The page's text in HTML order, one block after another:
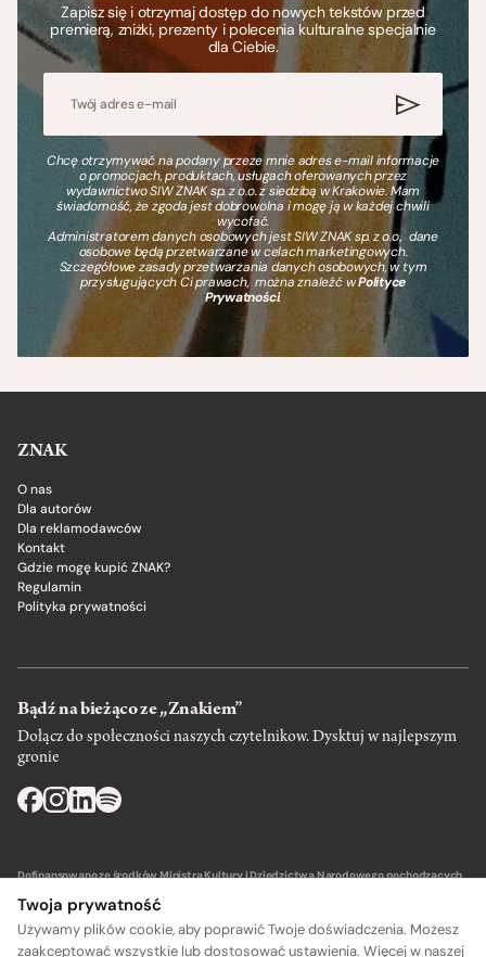
Zapisz się i otrzymaj dostęp do nowych tekstów przed
premierą, zniżki, prezenty i polecenia kulturalne specjalnie
dla Ciebie.
Chcę otrzymywać na podany przeze mnie adres e-mail informacje
o promocjach, produktach, usługach oferowanych przez
wydawnictwo SIW ZNAK sp. z o.o. z siedzibą w Krakowie. Mam
świadomość, że zgoda jest dobrowolna i mogę ją w każdej chwili
wycofać.
Administratorem danych osobowych jest SIW ZNAK sp. z o.o., dane
osobowe będą przetwarzane w celach marketingowych.
Szczegółowe zasady przetwarzania danych osobowych, w tym
przysługujących Ci prawach, można znaleźć wPolityce
Prywatności.
ZNAK
O nas
Dla autorów
Dla reklamodawców
Kontakt
Gdzie mogę kupić ZNAK?
Regulamin
Polityka prywatności
Bądź na bieżąco ze „Znakiem”
Dołącz do społeczności naszych czytelnikow. Dysktuj w najlepszym
gronie
Dofinansowano ze środków Ministra Kultury i Dziedzictwa Narodowego pochodzących
Twoja prywatność
Używamy plików cookie, aby poprawić Twoje doświadczenia. Możesz
zaakceptować wszystkie lub dostosować ustawienia. Więcej w naszej